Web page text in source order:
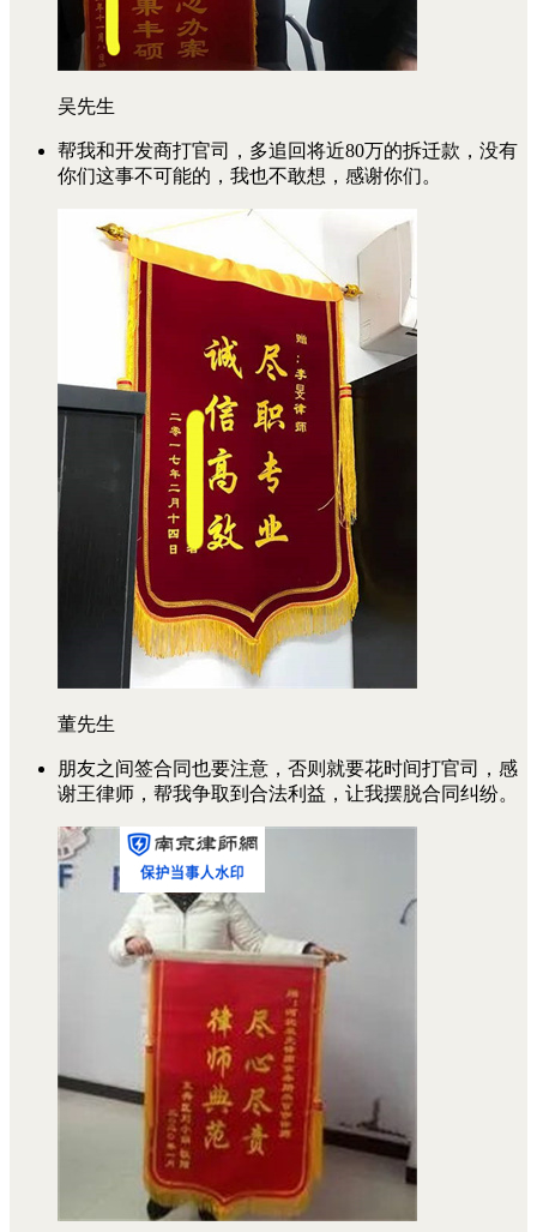
吴先生
帮我和开发商打官司，多追回将近80万的拆迁款，没有
你们这事不可能的，我也不敢想，感谢你们。
董先生
朋友之间签合同也要注意，否则就要花时间打官司，感
谢王律师，帮我争取到合法利益，让我摆脱合同纠纷。